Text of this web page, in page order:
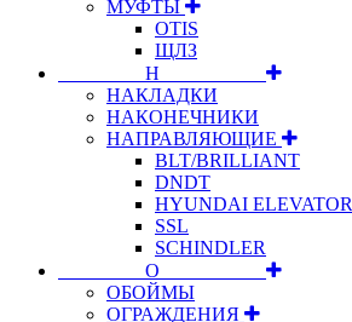
МУФТЫ
OTIS
ЩЛЗ
⠀⠀⠀⠀⠀⠀Н⠀⠀⠀⠀⠀⠀⠀
НАКЛАДКИ
НАКОНЕЧНИКИ
НАПРАВЛЯЮЩИЕ
BLT/BRILLIANT
DNDT
HYUNDAI ELEVATOR
SSL
SCHINDLER
⠀⠀⠀⠀⠀⠀О⠀⠀⠀⠀⠀⠀⠀
ОБОЙМЫ
ОГРАЖДЕНИЯ